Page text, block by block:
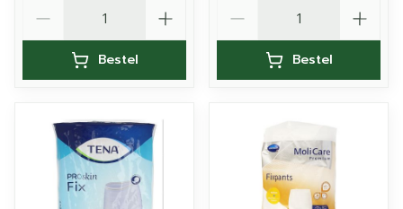
Bestel Bestel